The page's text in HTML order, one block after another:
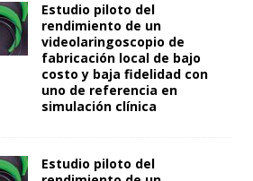
Estudio piloto del
rendimiento de un
videolaringoscopio de
fabricación local de bajo
costo y baja fidelidad con
uno de referencia en
simulación clínica
Estudio piloto del